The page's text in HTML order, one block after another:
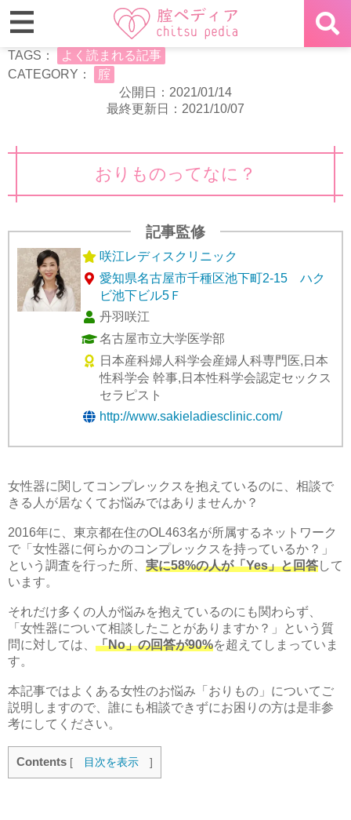
TAGS：
よく読まれる記事
CATEGORY：
腟
公開日：2021/01/14
最終更新日：2021/10/07
おりものってなに？
記事監修
咲江レディスクリニック
愛知県名古屋市千種区池下町2-15 ハク
ビ池下ビル5Ｆ
丹羽咲江
名古屋市立大学医学部
日本産科婦人科学会産婦人科専門医,日本
性科学会 幹事,日本性科学会認定セックス
セラピスト
http://www.sakieladiesclinic.com/
女性器に関してコンプレックスを抱えているのに、相談で
きる人が居なくてお悩みではありませんか？
2016年に、東京都在住のOL463名が所属するネットワーク
で「女性器に何らかのコンプレックスを持っているか？」
という調査を行った所、 実に58%の人が「Yes」と回答して
います。
それだけ多くの人が悩みを抱えているのにも関わらず、
「女性器について相談したことがありますか？」という質
問に対しては、 「No」の回答が90%を超えてしまっていま
す。
本記事ではよくある女性のお悩み「おりもの」についてご
説明しますので、誰にも相談できずにお困りの方は是非参
考にしてください。
Contents [ 目次を表示 ]